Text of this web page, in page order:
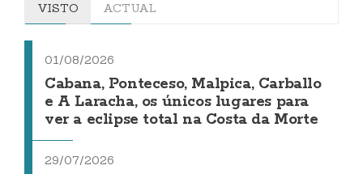
VISTO ACTUAL
01/08/2026
Cabana, Ponteceso, Malpica, Carballo
e A Laracha, os únicos lugares para
ver a eclipse total na Costa da Morte
29/07/2026